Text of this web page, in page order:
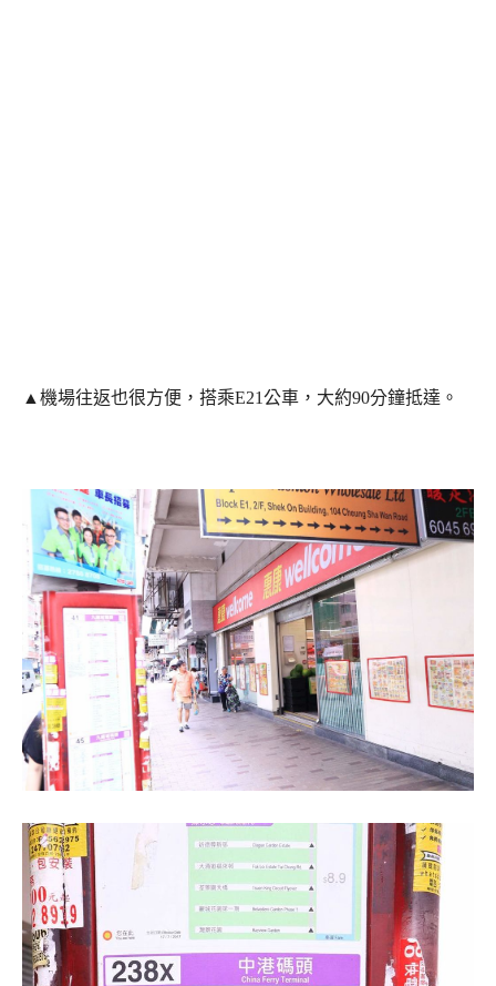
▲機場往返也很方便，搭乘E21公車，大約90分鐘抵達。